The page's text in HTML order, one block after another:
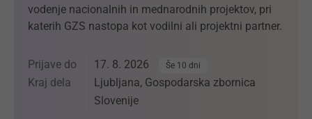
vodenje nacionalnih in mednarodnih projektov, pri
katerih GZS nastopa kot vodilni ali projektni partner.
Prijave do 17. 8. 2026 Še 10 dni
Kraj dela
Ljubljana, Gospodarska zbornica
Slovenije